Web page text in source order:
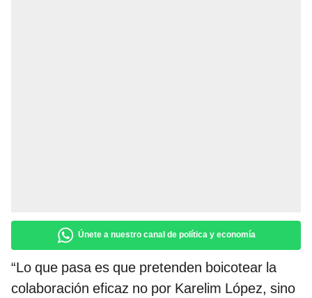
Únete a nuestro canal de política y economía
“Lo que pasa es que pretenden boicotear la
colaboración eficaz no por Karelim López, sino